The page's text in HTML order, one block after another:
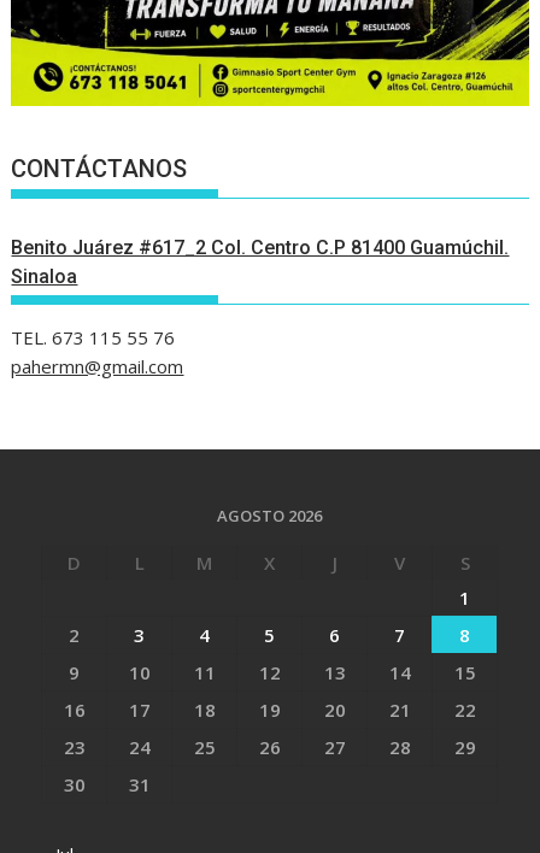
CONTÁCTANOS
Benito Juárez #617_2 Col. Centro C.P 81400 Guamúchil.
Sinaloa
TEL. 673 115 55 76
pahermn@gmail.com
AGOSTO 2026
D L M X J V
S
1
2
3 4 5 6 7
8
9
10 11 12 13 14
15
16
17 18 19 20 21
22
23
24 25 26 27 28
29
30
31